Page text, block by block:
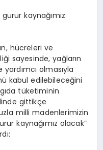
kaynağımız
hücreleri ve
sayesinde, yağların
olmasıyla
kabul edilebileceğini
tüketiminin
gittikçe
milli madenlerimizin
kaynağımız olacak”